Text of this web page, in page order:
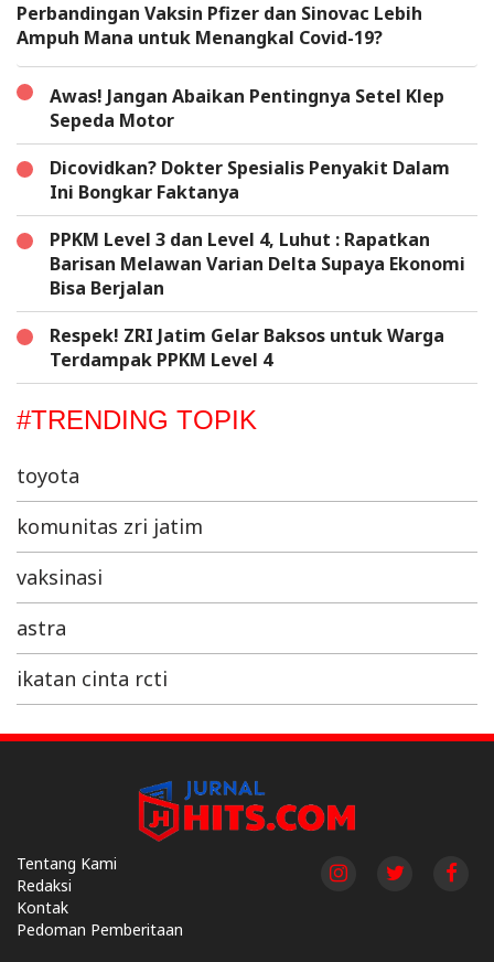
Perbandingan Vaksin Pfizer dan Sinovac Lebih
Ampuh Mana untuk Menangkal Covid-19?
Awas! Jangan Abaikan Pentingnya Setel Klep
Sepeda Motor
Dicovidkan? Dokter Spesialis Penyakit Dalam
Ini Bongkar Faktanya
PPKM Level 3 dan Level 4, Luhut : Rapatkan
Barisan Melawan Varian Delta Supaya Ekonomi
Bisa Berjalan
Respek! ZRI Jatim Gelar Baksos untuk Warga
Terdampak PPKM Level 4
#TRENDING TOPIK
toyota
komunitas zri jatim
vaksinasi
astra
ikatan cinta rcti
Tentang Kami
Redaksi
Kontak
Pedoman Pemberitaan